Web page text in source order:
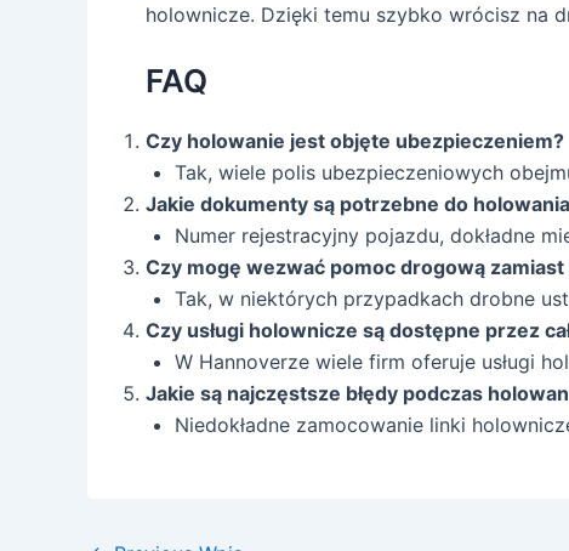
holownicze. Dzięki temu szybko wrócisz na
FAQ
Czy holowanie jest objęte ubezpieczeniem?
Tak, wiele polis ubezpieczeniowych
Jakie dokumenty są potrzebne do
Numer rejestracyjny pojazdu, dokładne
Czy mogę wezwać pomoc drogową
Tak, w niektórych przypadkach drobne
Czy usługi holownicze są dostępne przez
W Hannoverze wiele firm oferuje usługi
Jakie są najczęstsze błędy podczas
Niedokładne zamocowanie linki